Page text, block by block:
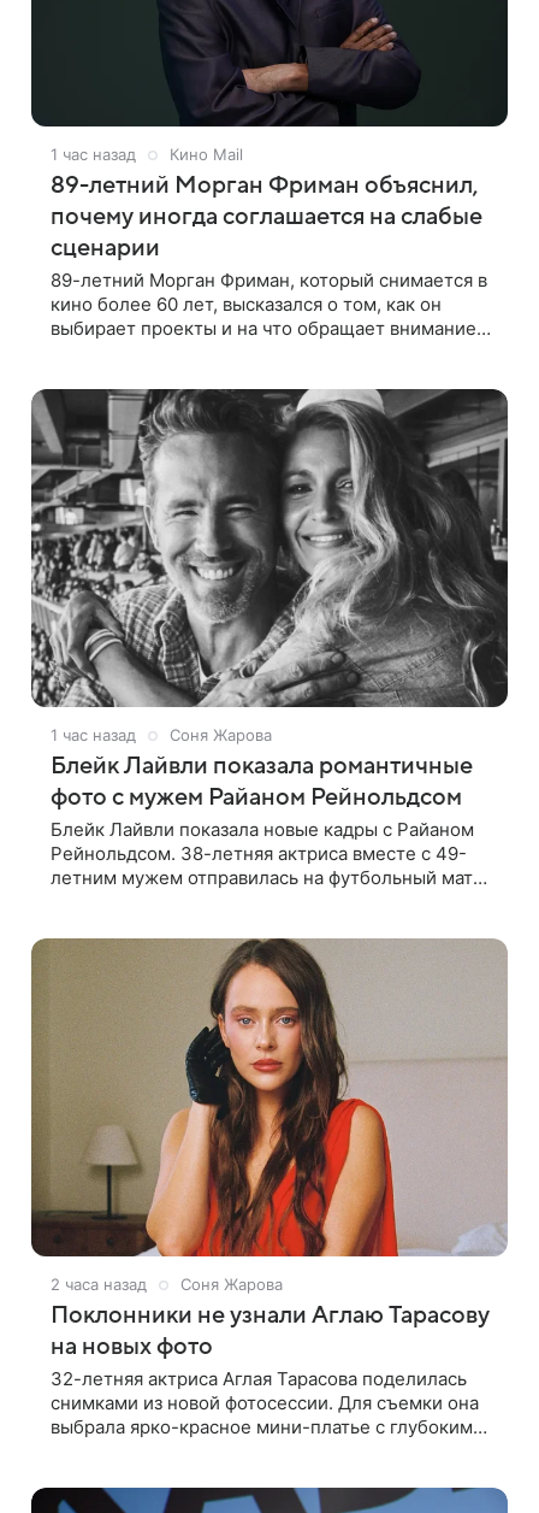
1 час назад Кино Mail
89-летний Морган Фриман объяснил,
почему иногда соглашается на слабые
сценарии
89-летний Морган Фриман, который снимается в
кино более 60 лет, высказался о том, как он
выбирает проекты и на что обращает внимание
1 час назад Соня Жарова
Блейк Лайвли показала романтичные
фото с мужем Райаном Рейнольдсом
Блейк Лайвли показала новые кадры с Райаном
Рейнольдсом. 38-летняя актриса вместе с 49-
летним мужем отправилась на футбольный матч.
2 часа назад Соня Жарова
Поклонники не узнали Аглаю Тарасову
на новых фото
32-летняя актриса Аглая Тарасова поделилась
снимками из новой фотосессии. Для съемки она
выбрала ярко-красное мини-платье с глубоким